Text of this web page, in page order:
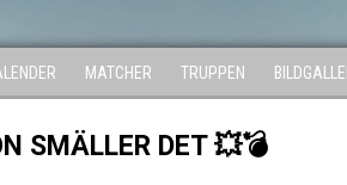
MATCHER TRUPPEN
SMÄLLER DET 💥💣